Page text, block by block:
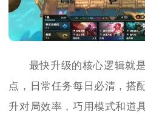
最快升级的核心逻辑就
点，日常任务每日必清，搭
升对局效率，巧用模式和道